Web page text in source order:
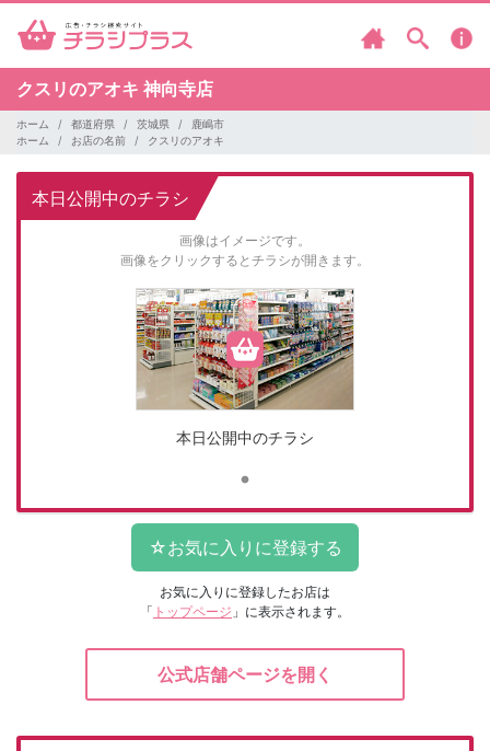
クスリのアオキ 神向寺店
ホーム 都道府県 茨城県
鹿嶋市
ホーム
お店の名前 クスリのアオキ
本日公開中のチラシ
画像はイメージです。
画像をクリックするとチラシが開きます。
本日公開中のチラシ
お気に入りに登録したお店は
「 トップページ 」に表示されます。
公式店舗ページを開く